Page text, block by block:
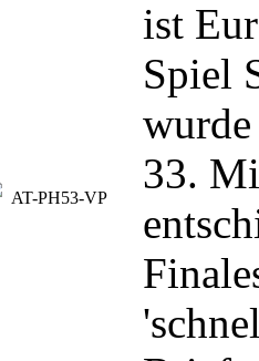
AT-PH53-VP
ist
Spiel
33.